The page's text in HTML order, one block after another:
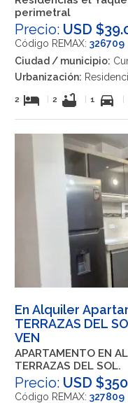
perimetral
Precio: USD
Código REMAX: 326709
Ciudad / municipio:
Urbanización:
2 hotel 2 bathtub 1 directions_car
En Alquiler
TERRAZAS DEL
VEN
APARTAMENTO EN
TERRAZAS DEL SOL.
Precio: USD
Código REMAX: 327809